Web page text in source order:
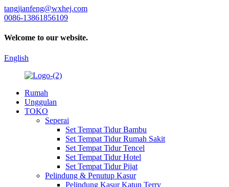
tangjianfeng@wxhej.com
0086-13861856109
Welcome to our website.
English
Rumah
Unggulan
TOKO
Seperai
Set Tempat Tidur Bambu
Set Tempat Tidur Rumah Sakit
Set Tempat Tidur Tencel
Set Tempat Tidur Hotel
Set Tempat Tidur Pijat
Pelindung & Penutup Kasur
Pelindung Kasur Katun Terry